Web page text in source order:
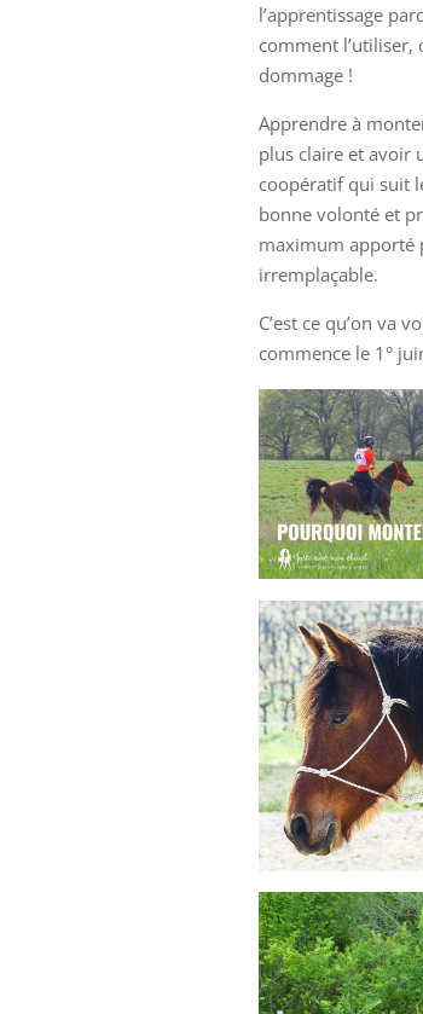
l’apprentissage
comment l’utiliser,
dommage !
Apprendre à
plus claire et avoir
coopératif qui suit
bonne volonté et
maximum apporté
irremplaçable.
C’est ce qu’on va
commence le 1°